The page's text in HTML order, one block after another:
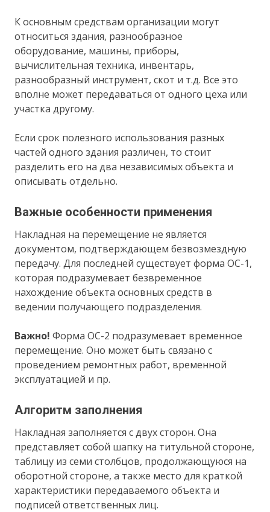
К основным средствам организации могут
относиться здания, разнообразное
оборудование, машины, приборы,
вычислительная техника, инвентарь,
разнообразный инструмент, скот и т.д. Все это
вполне может передаваться от одного цеха или
участка другому.
Если срок полезного использования разных
частей одного здания различен, то стоит
разделить его на два независимых объекта и
описывать отдельно.
Важные особенности применения
Накладная на перемещение не является
документом, подтверждающем безвозмездную
передачу. Для последней существует форма ОС-1,
которая подразумевает безвременное
нахождение объекта основных средств в
ведении получающего подразделения.
Важно! Форма ОС-2 подразумевает временное
перемещение. Оно может быть связано с
проведением ремонтных работ, временной
эксплуатацией и пр.
Алгоритм заполнения
Накладная заполняется с двух сторон. Она
представляет собой шапку на титульной стороне,
таблицу из семи столбцов, продолжающуюся на
оборотной стороне, а также место для краткой
характеристики передаваемого объекта и
подписей ответственных лиц.